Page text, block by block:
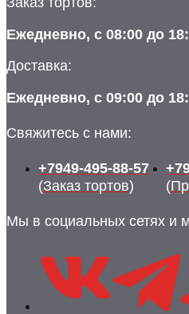
Ежедневно, с 08:00 до
Доставка:
Ежедневно, с 09:00 до
Свяжитесь с нами:
+7949-495-88-57
(Заказ тортов)
Мы в социальных сетях и